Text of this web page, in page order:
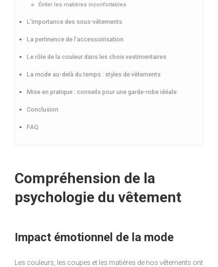
Éviter les matières inconfortables
L’importance des sous-vêtements
La pertinence de l’accessoirisation
Le rôle de la couleur dans les choix vestimentaires
La mode au-delà du temps : styles de vêtements
Mise en pratique : conseils pour une garde-robe idéale
Conclusion
FAQ
Compréhension de la
psychologie du vêtement
Impact émotionnel de la mode
Les couleurs, les coupes et les matières de nos vêtements ont